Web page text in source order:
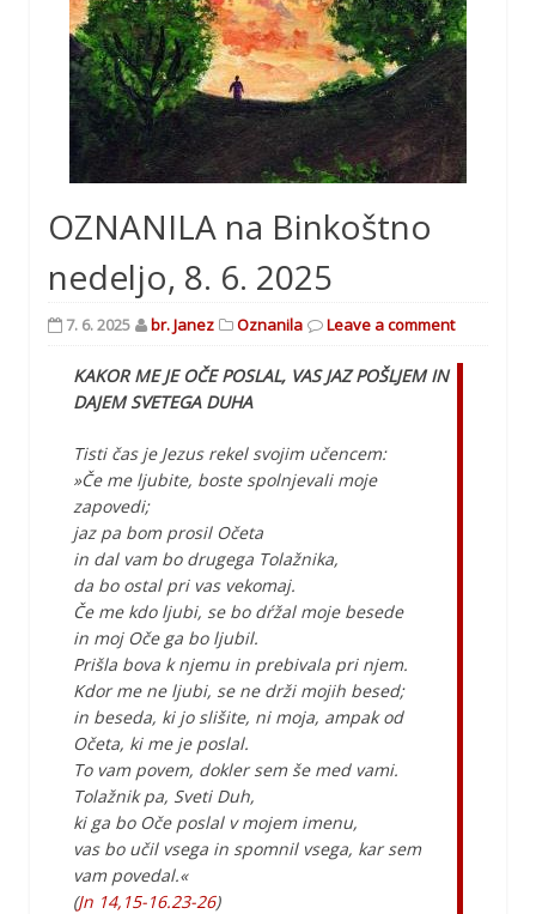
OZNANILA na Binkoštno
nedeljo, 8. 6. 2025
7. 6. 2025 br. Janez Oznanila Leave a comment
KAKOR ME JE OČE POSLAL, VAS JAZ POŠLJEM IN
DAJEM SVETEGA DUHA
Tisti čas je Jezus rekel svojim učencem:
»Če me ljubite, boste spolnjevali moje
zapovedi;
jaz pa bom prosil Očeta
in dal vam bo drugega Tolažnika,
da bo ostal pri vas vekomaj.
Če me kdo ljubi, se bo dŕžal moje besede
in moj Oče ga bo ljubil.
Prišla bova k njemu in prebivala pri njem.
Kdor me ne ljubi, se ne drži mojih besed;
in beseda, ki jo slišite, ni moja, ampak od
Očeta, ki me je poslal.
To vam povem, dokler sem še med vami.
Tolažnik pa, Sveti Duh,
ki ga bo Oče poslal v mojem imenu,
vas bo učil vsega in spomnil vsega, kar sem
vam povedal.«
(Jn 14,15-16.23-26)